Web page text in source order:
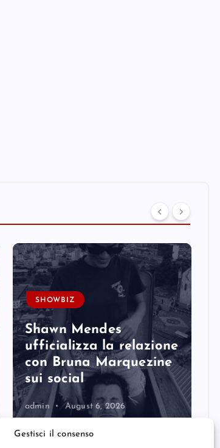
Gestisci il consenso
SHOWBIZ
Shawn Mendes
ufficializza la relazione
con Bruna Marquezine
sui social
admin August 6, 2026